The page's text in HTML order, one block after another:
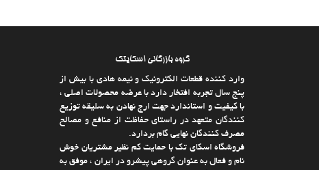
گروه بازرگانی اسکایتک
وارد كننده قطعات الکترونیک و نیمه هادی با بیش از
پنج سال تجربه افتخار دارد با عرضه محصولات اصلی ،
با كیفیت و استاندارد جهت ارج نهادن به سلیقه توزیع
كنندگان متعهد در راستای حفاظت از منافع و مصالح
مصرف كنندگان نهایی گام بردارد.
فروشگاه اسکای تک با حمایت كم نظیر مشتریان خوش
نام و فعال به عنوان گروهی پیشرو در ایران ، موفق به